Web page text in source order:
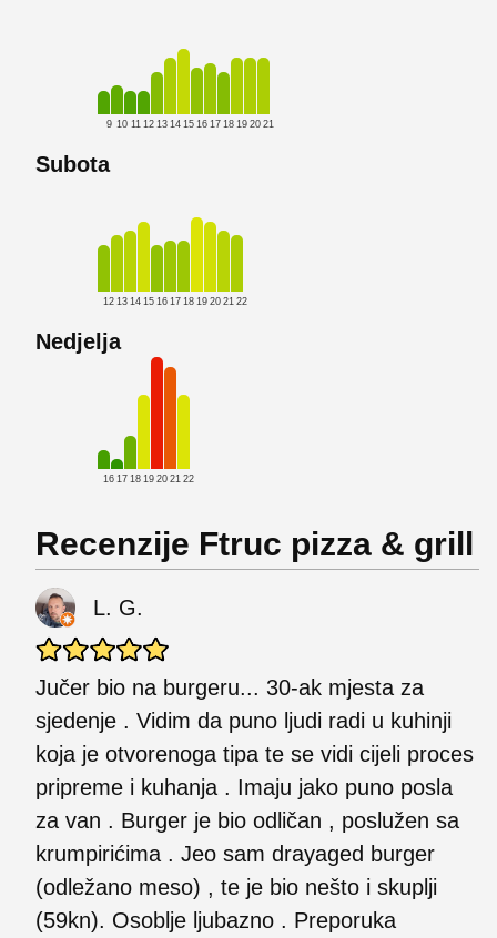
9 10 11 12 13 14 15 16 17 18 19 20 21
Subota
12 13 14 15 16 17 18 19 20 21 22
Nedjelja
16 17 18 19 20 21 22
Recenzije Ftruc pizza & grill
L. G.
Jučer bio na burgeru... 30-ak mjesta za
sjedenje . Vidim da puno ljudi radi u kuhinji
koja je otvorenoga tipa te se vidi cijeli proces
pripreme i kuhanja . Imaju jako puno posla
za van . Burger je bio odličan , poslužen sa
krumpirićima . Jeo sam drayaged burger
(odležano meso) , te je bio nešto i skuplji
(59kn). Osoblje ljubazno . Preporuka